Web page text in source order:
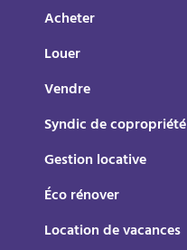
Acheter
Louer
Vendre
Syndic de copropriété
Gestion locative
Éco rénover
Location de vacances